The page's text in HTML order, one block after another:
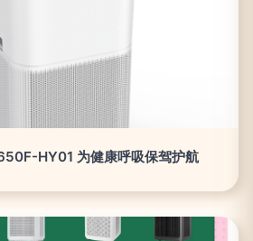
HY01 为健康呼吸保驾护航